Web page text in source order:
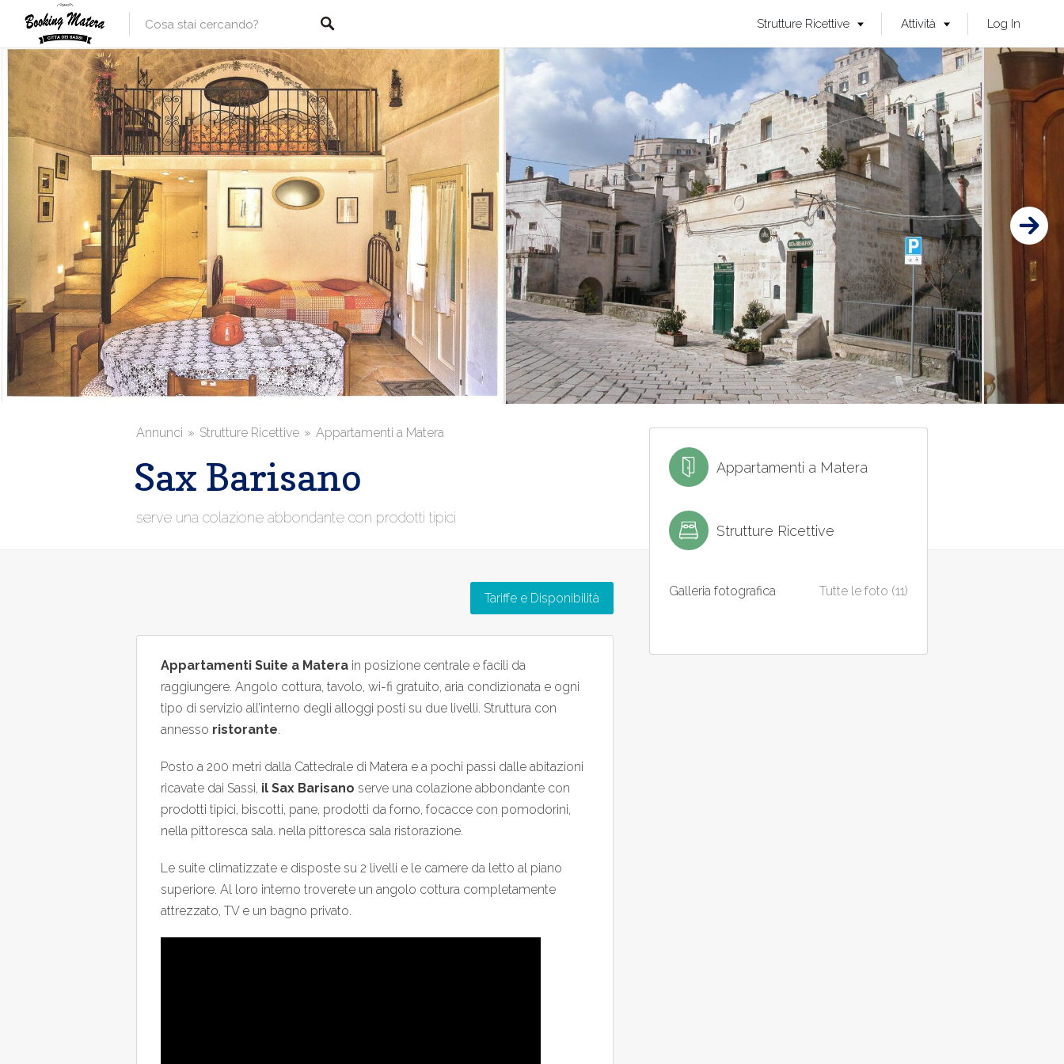
Strutture Ricettive Attività Log In
Annunci Strutture Ricettive Appartamenti a Matera
Sax Barisano
serve una colazione abbondante con prodotti tipici
Tariffe e Disponibilità
Appartamenti Suite a Matera in posizione centrale e facili da
raggiungere. Angolo cottura, tavolo, wi-fi gratuito, aria condizionata e ogni
tipo di servizio all’interno degli alloggi posti su due livelli. Struttura con
annesso ristorante.
Posto a 200 metri dalla Cattedrale di Matera e a pochi passi dalle abitazioni
ricavate dai Sassi, il Sax Barisano serve una colazione abbondante con
prodotti tipici, biscotti, pane, prodotti da forno, focacce con pomodorini,
nella pittoresca sala. nella pittoresca sala ristorazione.
Le suite climatizzate e disposte su 2 livelli e le camere da letto al piano
superiore. Al loro interno troverete un angolo cottura completamente
attrezzato, TV e un bagno privato.
Appartamenti a Matera
Strutture Ricettive
Galleria fotografica Tutte le foto (11)